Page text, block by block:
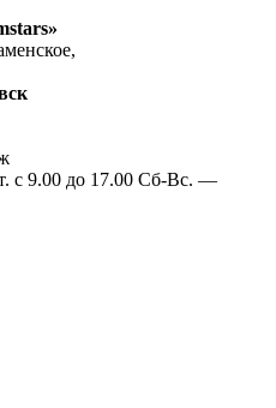
с 9.00 до 17.00 Сб-Вс. —